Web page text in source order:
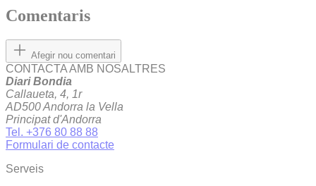
Comentaris
Afegir nou comentari
CONTACTA AMB NOSALTRES
Diari Bondia
Callaueta, 4, 1r
AD500 Andorra la Vella
Principat d'Andorra
Tel. +376 80 88 88
Formulari de contacte
Serveis